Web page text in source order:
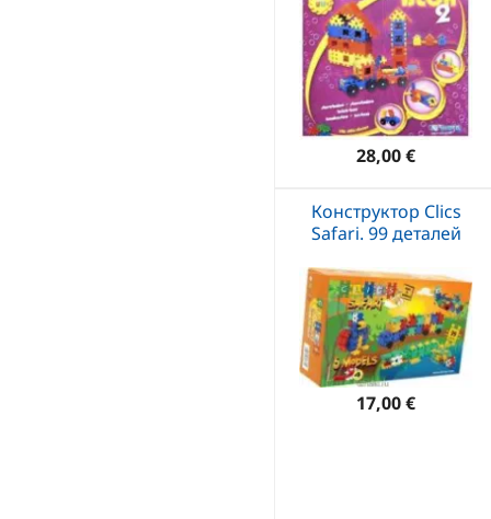
28,00 €
Конструктор Clics
Safari. 99 деталей
17,00 €